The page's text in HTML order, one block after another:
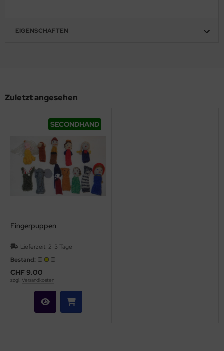
EIGENSCHAFTEN
Zuletzt angesehen
SECONDHAND
Fingerpuppen
Lieferzeit: 2-3 Tage
Bestand:
CHF 9.00
zzgl. Versandkosten